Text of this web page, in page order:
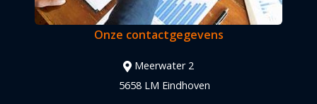
Onze contactgegevens
Meerwater 2
5658 LM Eindhoven